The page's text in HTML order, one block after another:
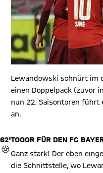
Lewandowski schnürt im
einen Doppelpack (zuvor
nun 22. Saisontoren führt
an.
62'
TOR
TOOOR FÜR DEN FC
Ganz stark! Der eben
die Schnittstelle, wo